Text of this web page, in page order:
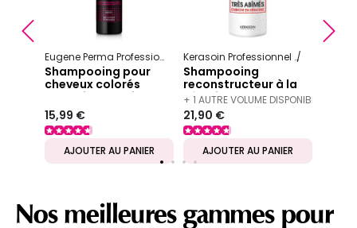
Eugene Perma Professionnel Essentiel Keratin Color
Shampooing pour
cheveux colorés
Essentiel Keratin
Color
15,99 €
AJOUTER AU PANIER
Kerasoin Professionnel
Shampooing
reconstructeur à la
kératine pour
cheveux très abîmés
1000ml
+ 1 AUTRE VOLUME DISPONIBLE
21,90 €
AJOUTER AU PANIER
Précédent
Nos meilleures gammes pour